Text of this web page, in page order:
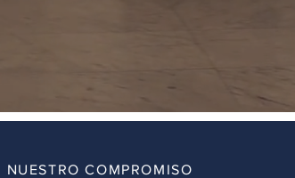
NUESTRO COMPROMISO